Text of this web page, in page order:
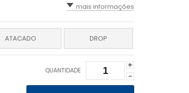
mais informações
ATACADO DROP
QUANTIDADE
+
-